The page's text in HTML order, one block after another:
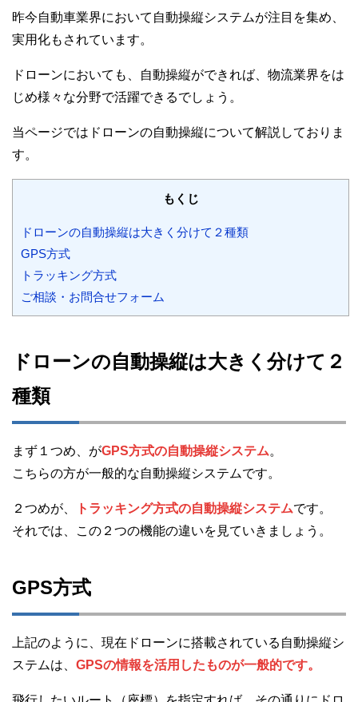
昨今自動車業界において自動操縦システムが注目を集め、
実用化もされています。
ドローンにおいても、自動操縦ができれば、物流業界をは
じめ様々な分野で活躍できるでしょう。
当ページではドローンの自動操縦について解説しておりま
す。
もくじ
ドローンの自動操縦は大きく分けて２種類
GPS方式
トラッキング方式
ご相談・お問合せフォーム
ドローンの自動操縦は大きく分けて２
種類
まず１つめ、がGPS方式の自動操縦システム。
こちらの方が一般的な自動操縦システムです。
２つめが、 トラッキング方式の自動操縦システムです。
それでは、この２つの機能の違いを見ていきましょう。
GPS方式
上記のように、現在ドローンに搭載されている自動操縦シ
ステムは、 GPSの情報を活用したものが一般的です。